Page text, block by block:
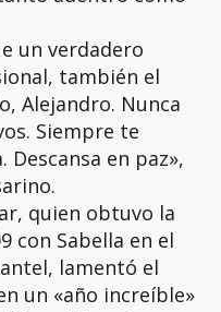
un verdadero
también el
Alejandro. Nunca
Siempre te
en paz»,
quien obtuvo la
con Sabella en el
lamentó el
un «año increíble»